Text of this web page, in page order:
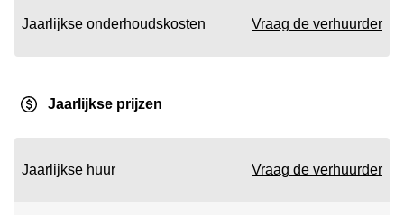
Jaarlijkse onderhoudskosten Vraag de verhuurder
Jaarlijkse prijzen
Jaarlijkse huur Vraag de verhuurder